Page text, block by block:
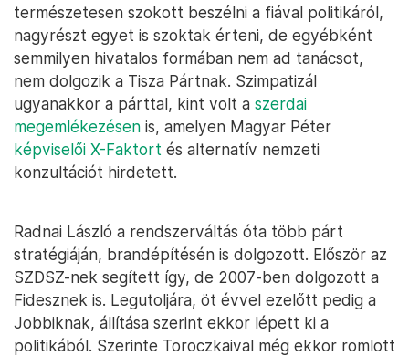
természetesen szokott beszélni a fiával politikáról,
nagyrészt egyet is szoktak érteni, de egyébként
semmilyen hivatalos formában nem ad tanácsot,
nem dolgozik a Tisza Pártnak. Szimpatizál
ugyanakkor a párttal, kint volt a szerdai
megemlékezésen is, amelyen Magyar Péter
képviselői X-Faktort és alternatív nemzeti
konzultációt hirdetett.
Radnai László a rendszerváltás óta több párt
stratégiáján, brandépítésén is dolgozott. Először az
SZDSZ-nek segített így, de 2007-ben dolgozott a
Fidesznek is. Legutoljára, öt évvel ezelőtt pedig a
Jobbiknak, állítása szerint ekkor lépett ki a
politikából. Szerinte Toroczkaival még ekkor romlott